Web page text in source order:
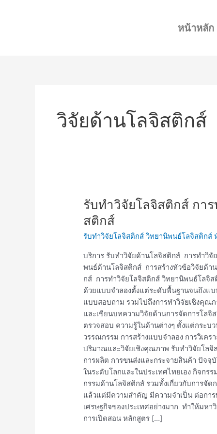
หน้าหลัก
วิจัยด้านโลจิสติกส์
รับทำวิจัยโลจิสติกส์ กา
สติกส์
รับทำวิจัยโลจิสติกส์ วิทยานิพนธ์โลจิสติกส์
บริการ รับทำวิจัยด้านโลจิสติกส์ การทำวิ
พนธ์ด้านโลจิสติกส์ การสร้างหัวข้อวิจัยด้า
กส์ การทำวิจัยโลจิสติกส์ วิทยานิพนธ์โลจิ
ด้วยแบบจำลองตั้งแต่ระดับพื้นฐานจนถึงแ
แบบสอบถาม รวมไปถึงการทำวิจัยเชิงคุณ
และเขียนบทความวิจัยด้านการจัดการโล
ตรวจสอบ ความรู้ในด้านต่างๆ ตั้งแต่กระ
วรรณกรรม การสร้างแบบจำลอง การวิเค
ปริมาณและวิจัยเชิงคุณภาพ รับทำวิจัยโลจิ
การผลิต การขนส่งและกระจายสินค้า ปัจ
ในระดับโลกและในประเทศไทยเอง กิจก
กรรมด้านโลจิสติกส์ รวมทั้งเกี่ยวกับการจั
แล้วแต่มีความสำคัญ มีความจำเป็น ต่อกา
เศรษฐกิจของประเทศอย่างมาก ทำให้มห
การเปิดสอน หลักสูตร […]
รับ
วิจัย
โล
สติ
กส์
การ
ทำ
วิจัย
โล
จิ
สติ
กส์
หัว
ข้อ
วิจัย
โล
จิ
สติ